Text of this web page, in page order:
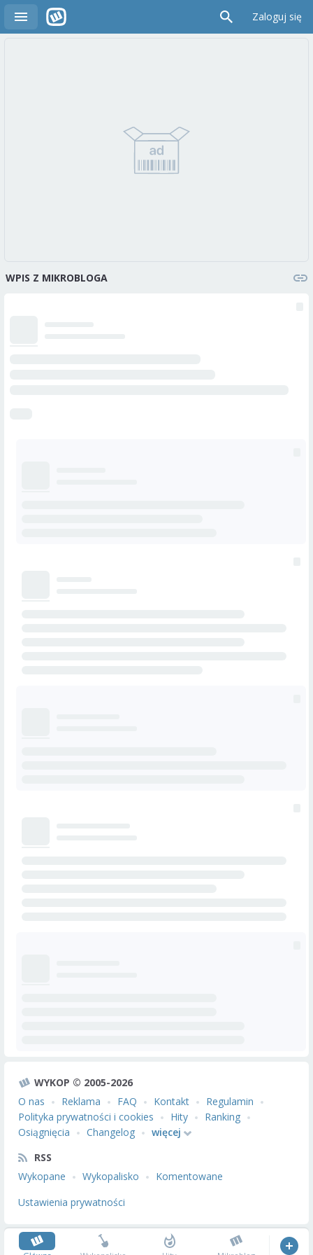
Zaloguj się
WPIS Z MIKROBLOGA
WYKOP © 2005-2026
O nas
Reklama FAQ Kontakt
Regulamin
Polityka prywatności i cookies
Hity
Ranking
Osiągnięcia
Changelog
więcej
RSS
Wykopane
Wykopalisko
Komentowane
Ustawienia prywatności